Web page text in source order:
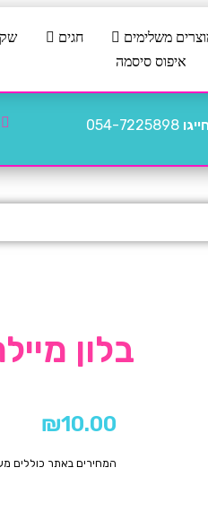
משלימים חגים
איפוס סיסמה
054-7225898
בלון מיילר
₪10.00
המחירים באתר כוללים